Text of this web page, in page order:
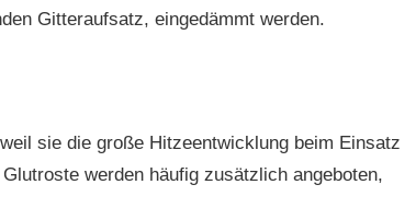
Gitteraufsatz, eingedämmt werden.
sie die große Hitzeentwicklung beim Einsatz
werden häufig zusätzlich angeboten,